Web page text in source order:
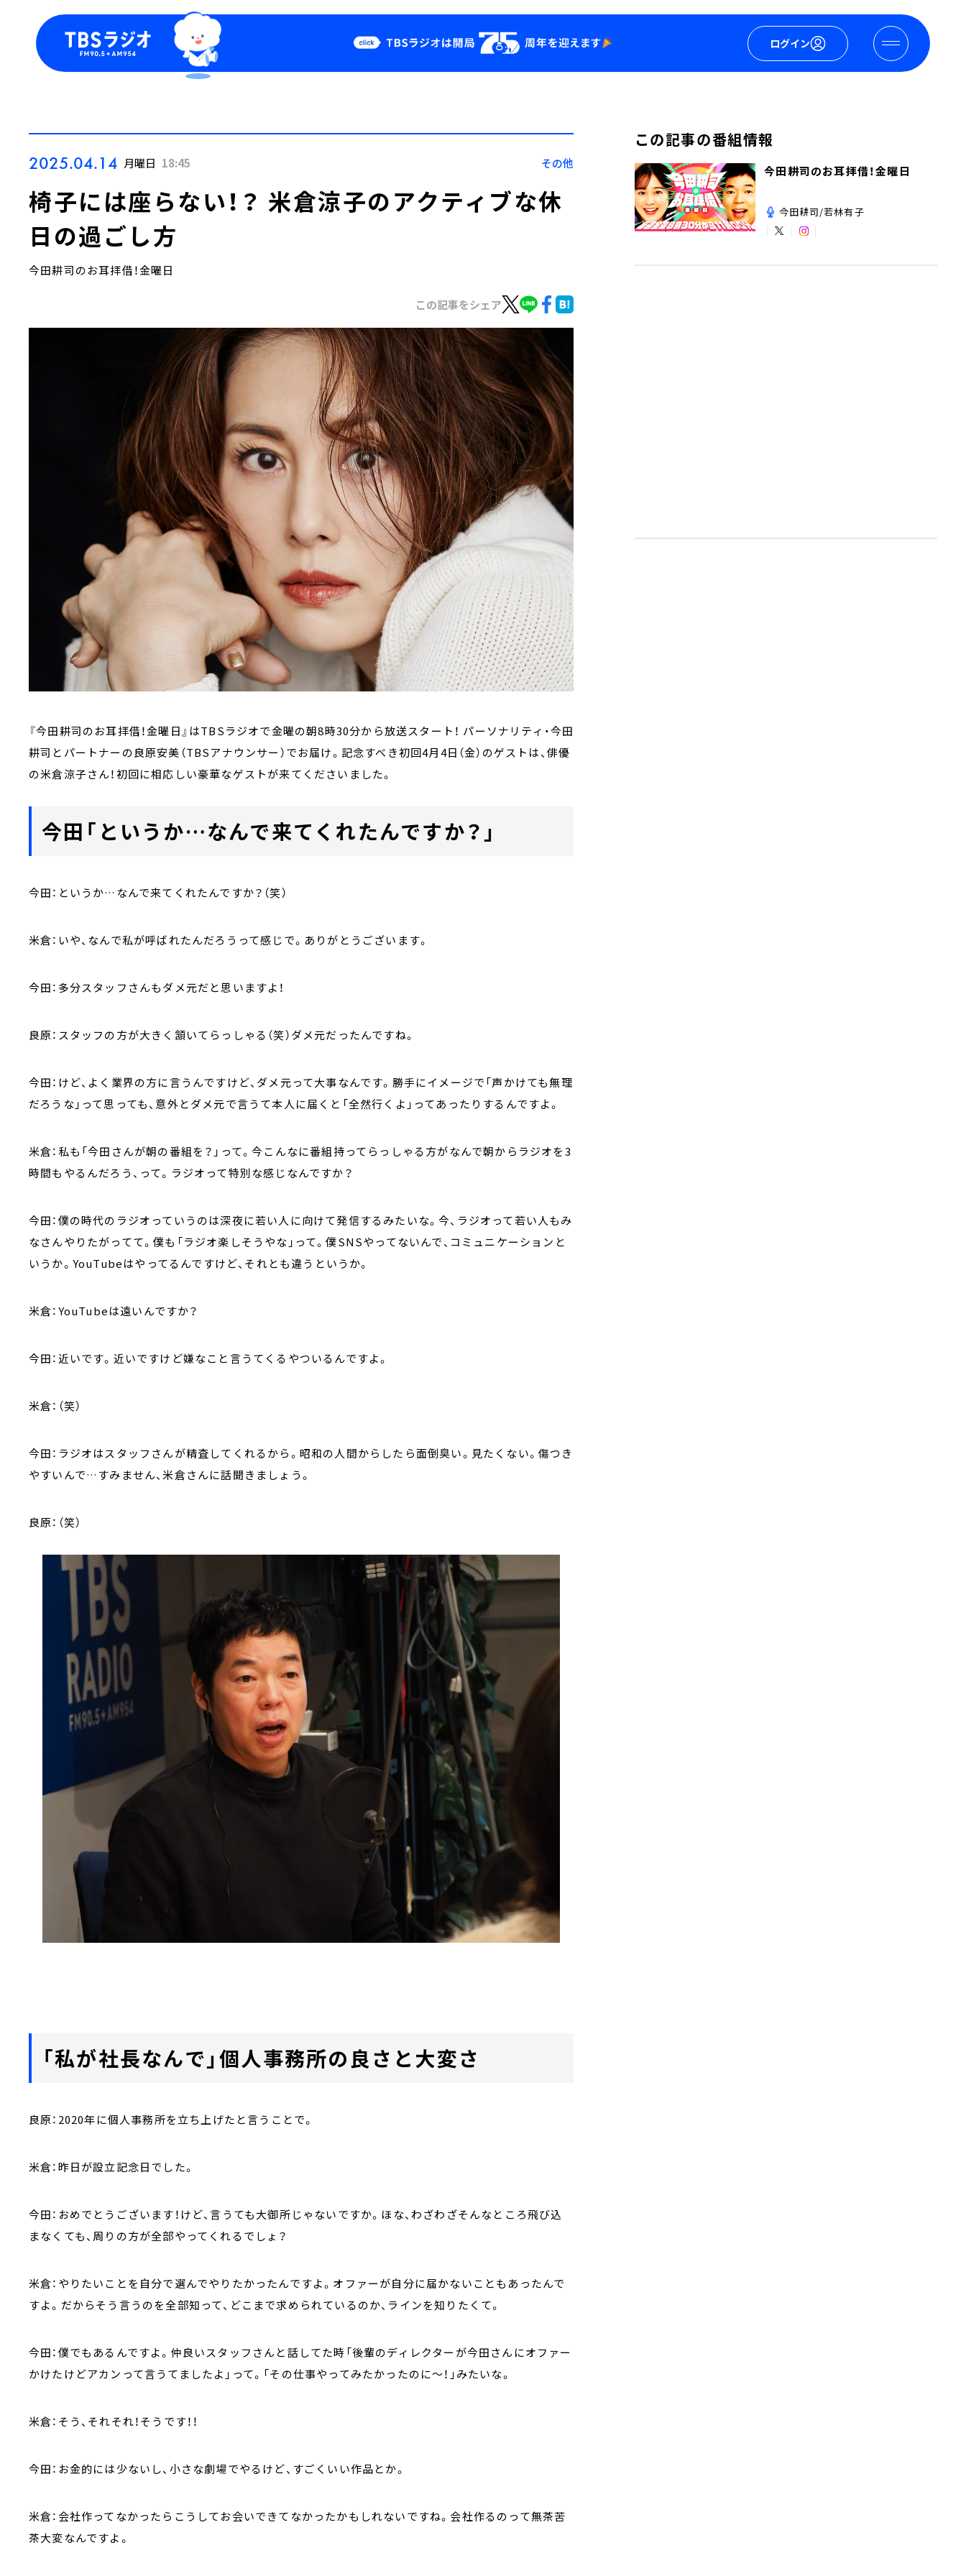
ログイン
Podcast
YouTube
2025.04.14 月曜日 18:45 その他
椅子には座らない！？ 米倉涼子のアクティブな休
日の過ごし方
今田耕司のお耳拝借！金曜日
この記事をシェア
『今田耕司のお耳拝借！金曜日』はTBSラジオで金曜の朝8時30分から放送スタート！ パーソナリティ・今田
耕司とパートナーの良原安美（TBSアナウンサー）でお届け。記念すべき初回4月4日（金）のゲストは、俳優
の米倉涼子さん！初回に相応しい豪華なゲストが来てくださいました。
今田「というか…なんで来てくれたんですか？」
今田：というか…なんで来てくれたんですか？（笑）
米倉：いや、なんで私が呼ばれたんだろうって感じで。ありがとうございます。
今田：多分スタッフさんもダメ元だと思いますよ！
良原：スタッフの方が大きく頷いてらっしゃる（笑）ダメ元だったんですね。
今田：けど、よく業界の方に言うんですけど、ダメ元って大事なんです。勝手にイメージで「声かけても無理
だろうな」って思っても、意外とダメ元で言うて本人に届くと「全然行くよ」ってあったりするんですよ。
米倉：私も「今田さんが朝の番組を？」って。今こんなに番組持ってらっしゃる方がなんで朝からラジオを3
時間もやるんだろう、って。ラジオって特別な感じなんですか？
今田：僕の時代のラジオっていうのは深夜に若い人に向けて発信するみたいな。今、ラジオって若い人もみ
なさんやりたがってて。僕も「ラジオ楽しそうやな」って。僕SNSやってないんで、コミュニケーションと
いうか。YouTubeはやってるんですけど、それとも違うというか。
米倉：YouTubeは遠いんですか？
今田：近いです。近いですけど嫌なこと言うてくるやついるんですよ。
米倉：（笑）
今田：ラジオはスタッフさんが精査してくれるから。昭和の人間からしたら面倒臭い。見たくない。傷つき
やすいんで…すみません、米倉さんに話聞きましょう。
良原：（笑）
「私が社長なんで」個人事務所の良さと大変さ
良原：2020年に個人事務所を立ち上げたと言うことで。
米倉：昨日が設立記念日でした。
今田：おめでとうございます！けど、言うても大御所じゃないですか。ほな、わざわざそんなところ飛び込
まなくても、周りの方が全部やってくれるでしょ？
米倉：やりたいことを自分で選んでやりたかったんですよ。オファーが自分に届かないこともあったんで
すよ。だからそう言うのを全部知って、どこまで求められているのか、ラインを知りたくて。
今田：僕でもあるんですよ。仲良いスタッフさんと話してた時「後輩のディレクターが今田さんにオファー
かけたけどアカンって言うてましたよ」って。「その仕事やってみたかったのに～！」みたいな。
米倉：そう、それそれ！そうです！！
今田：お金的には少ないし、小さな劇場でやるけど、すごくいい作品とか。
米倉：会社作ってなかったらこうしてお会いできてなかったかもしれないですね。会社作るのって無茶苦
茶大変なんですよ。
この記事の番組情報
今田耕司のお耳拝借！金曜日
今田耕司/若林有子